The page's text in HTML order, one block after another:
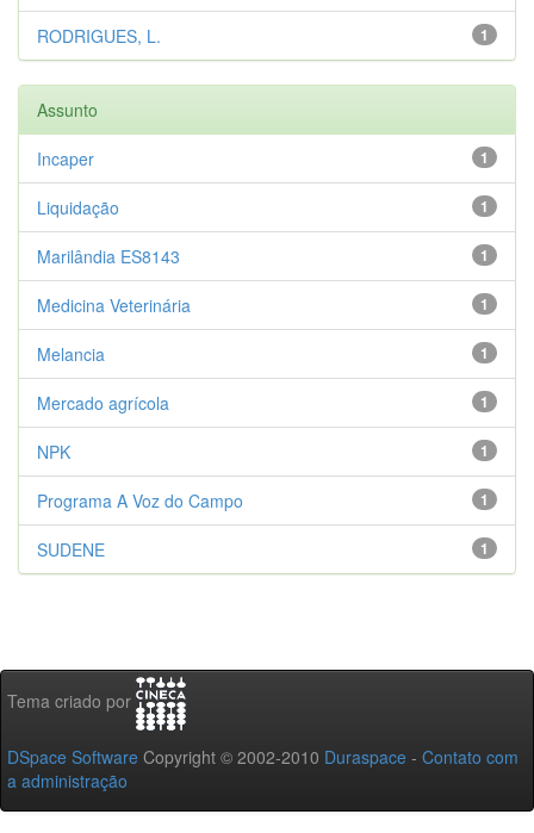
1
RODRIGUES, L.
Assunto
1
Incaper
1
Liquidação
1
Marilândia ES8143
1
Medicina Veterinária
1
Melancia
1
Mercado agrícola
1
NPK
1
Programa A Voz do Campo
1
SUDENE
Tema criado por
DSpace Software Copyright © 2002-2010 Duraspace - Contato com
a administração